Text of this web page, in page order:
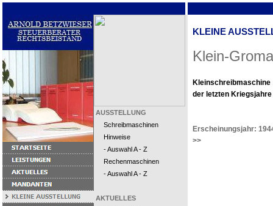
AUSSTELLUNG
Schreibmaschinen
Hinweise
- Auswahl A - Z
Rechenmaschinen
- Auswahl A - Z
AKTUELLES
KLEINE
Klein-
Kleinschreibmaschine
der letzten Kriegsjahre
Erscheinungsjahr:
>>